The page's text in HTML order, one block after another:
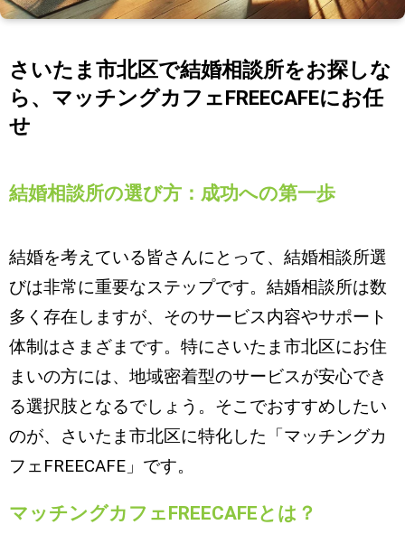
さいたま市北区で結婚相談所をお探しな
ら、マッチングカフェFREECAFEにお任
せ
結婚相談所の選び方：成功への第一歩
結婚を考えている皆さんにとって、結婚相談所選
びは非常に重要なステップです。結婚相談所は数
多く存在しますが、そのサービス内容やサポート
体制はさまざまです。特にさいたま市北区にお住
まいの方には、地域密着型のサービスが安心でき
る選択肢となるでしょう。そこでおすすめしたい
のが、さいたま市北区に特化した「マッチングカ
フェFREECAFE」です。
マッチングカフェFREECAFEとは？